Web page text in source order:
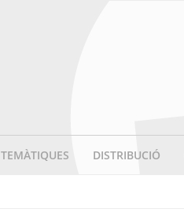
TEMÀTIQUES DISTRIBUCIÓ